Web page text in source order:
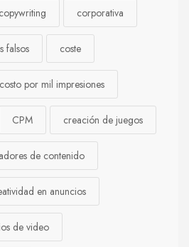
copywriting corporativa
falsos coste
costo por mil impresiones
CPM creación de juegos
de contenido
en anuncios
de video